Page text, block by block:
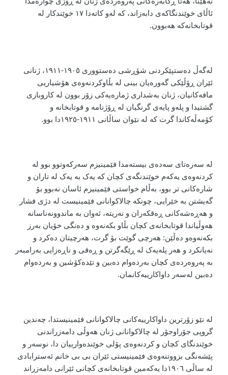
ئاڵای خوێندنگاکەی دابەزاند، کە لەو کاتەدا ١٧ خوێندکار لە
قوتابخانەکە هەبوون.
لەگەڵ دەستپێکردنی شۆڕشی دەستووری ١٩٠٥-١٩١١، ژنانی
ئێران ڕۆڵێکی گەورەیان بینی لە بڵاوکردنەوەی هۆشیاریی
مافەکانیان، ژنان بەشداری ژمارەیەکی زۆر بوون لە کاروباری
گشتیدا و پلەو پایەی گرنگیان لە ڕۆژنامە و قوتابخانە و
کۆمەڵەکاندا گرت کە لە نێوان ساڵانی ١٩١١-١٩٢٥دا بوو.
لە سەرەتای سەدەی بیستەمدا فێمینیزم سەرکەوتوو بوو لە
کردنەوەی یەکەم خوێندنگەی کچان کە یەک بە یەک لە تاران و
شارەکانی تر بوو، بەڵام خواستی فێمینیزم ئاسان نەبوو بۆ
گەیشتن بە خێرایی، چونکە چالاکوانانی فێمینیست لە دژی فشار
و هەڕەشەکانی ڕەقکەران و نەریتە، ئەوان بە ماندوونەناسانە
هەوڵیاندا قوتابخانەی کچان بڵاو بکەنەوە و دەنگی خۆیان بەرز
بکەنەوەو دەڵێن: هەرچی گوێت بۆ گرت، هەرچیتان دەکرد و
نەیانکرد و هەر پلەیەک لە ڕێگەگرتن و ڕەقی و ناڕەزایی بەرامبەر
بە پەروەردەی کچان بەردەوام دەبین و تێدەکۆشین و بەردەوام
دەبین لەسەر داواکارییەکانمان.
لە نێو زۆرترین داواکارییەکانی چالاکوانانی فێمینیستدا، چەندین
گروپی جۆراوجۆر لە چالاکوانانی ژنان هەوڵی دامەزراندنی
خوێندنگای کچان و کردنەوەی پۆلی خوێندەوارییان دا، نوسەر و
پێشەنگی بزووتنەوەی فێمینیستی ئێران بی بی خانم ئەسترابادی
لە ساڵی ١٩٠٦دا یەکەمین قوتابخانەی کچانی ئێرانی دامەزراند